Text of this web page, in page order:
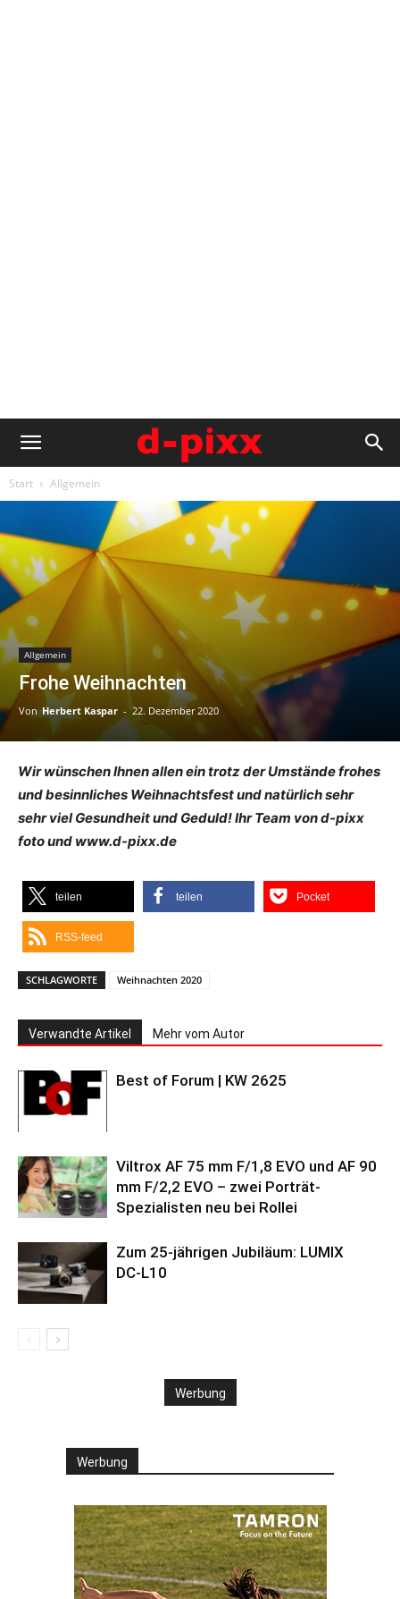
Start Allgemein
Allgemein
Frohe Weihnachten
Von Herbert Kaspar - 22. Dezember 2020
Wir wünschen Ihnen allen ein trotz der Umstände frohes
und besinnliches Weihnachtsfest und natürlich sehr
sehr viel Gesundheit und Geduld! Ihr Team von d-pixx
foto und www.d-pixx.de
teilen teilen Pocket
RSS-feed
SCHLAGWORTE Weihnachten 2020
Verwandte Artikel Mehr vom Autor
Best of Forum | KW 2625
Viltrox AF 75 mm F/1,8 EVO und AF 90
mm F/2,2 EVO – zwei Porträt-
Spezialisten neu bei Rollei
Zum 25-jährigen Jubiläum: LUMIX
DC‑L10
Werbung
Werbung